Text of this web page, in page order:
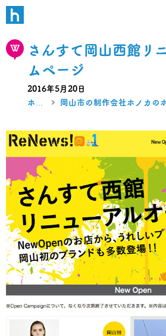
W B N
さんすて岡山西館リ
ムページ
2016年5月20日
ホーム